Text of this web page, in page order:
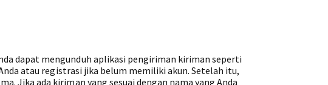
dapat mengunduh aplikasi pengiriman kiriman seperti
atau registrasi jika belum memiliki akun. Setelah itu,
Jika ada kiriman yang sesuai dengan nama yang Anda